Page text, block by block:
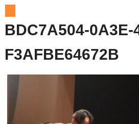
BDC7A504-0A3E-
F3AFBE64672B